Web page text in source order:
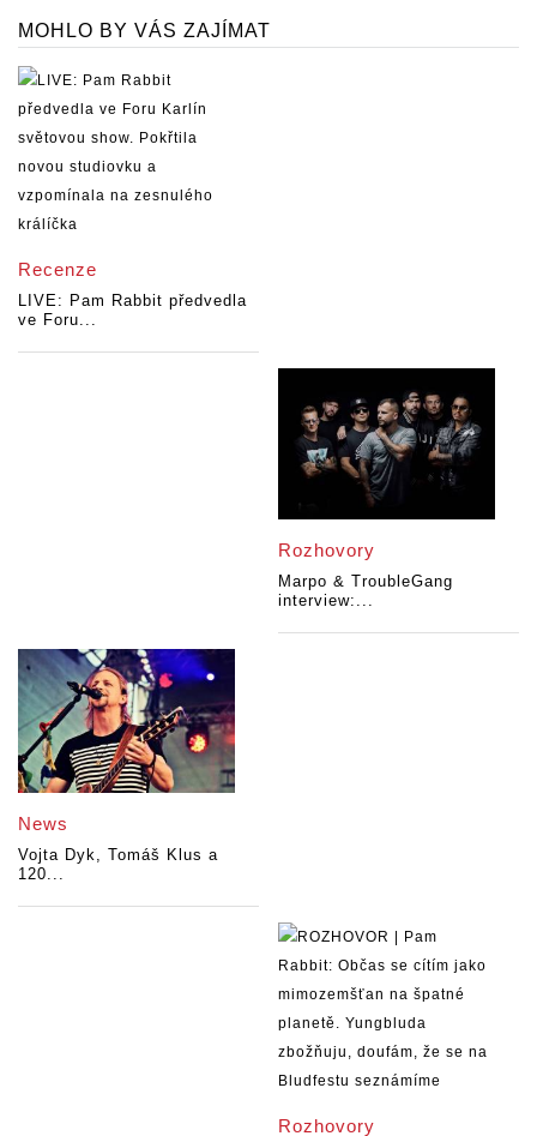
MOHLO BY VÁS ZAJÍMAT
Recenze
LIVE: Pam Rabbit předvedla
ve Foru...
Rozhovory
Marpo & TroubleGang
interview:...
News
Vojta Dyk, Tomáš Klus a
120...
Rozhovory